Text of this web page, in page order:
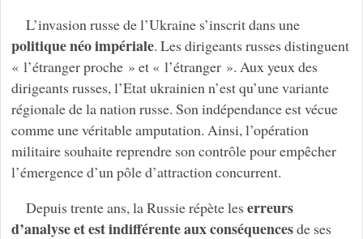
L’invasion russe de l’Ukraine s’inscrit dans une
politique néo impériale. Les dirigeants russes distinguent
« l’étranger proche » et « l’étranger ». Aux yeux des
dirigeants russes, l’Etat ukrainien n’est qu’une variante
régionale de la nation russe. Son indépendance est vécue
comme une véritable amputation. Ainsi, l’opération
militaire souhaite reprendre son contrôle pour empêcher
l’émergence d’un pôle d’attraction concurrent.
Depuis trente ans, la Russie répète les erreurs
d’analyse et est indifférente aux conséquencesde ses